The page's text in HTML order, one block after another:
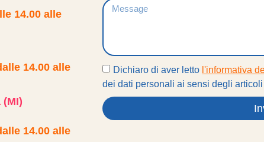
14.00 alle
14.00 alle
(MI)
14.00 alle
Dichiaro di aver letto l'informativa
dei dati personali ai sensi degli